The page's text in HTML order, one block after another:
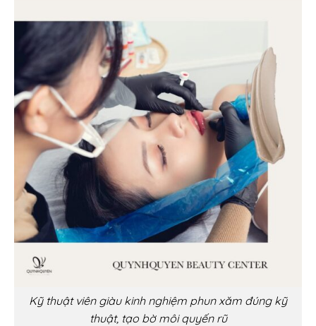
Kỹ thuật viên giàu kinh nghiệm phun xăm đúng kỹ
thuật, tạo bờ môi quyến rũ